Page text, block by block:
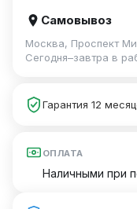
Самовывоз
Москва, Проспект
Сегодня–завтра в
Гарантия 12
ОПЛАТА
Наличными при